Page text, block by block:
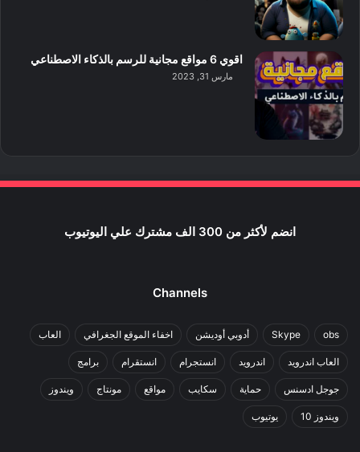
اقوي 6 مواقع مجانية للرسم بالذكاء الاصطناعي
مارس 31, 2023
انضم لأكثر من 300 الف مشترك علي اليوتيوب
Channels
obs
Skype أدوبي أوديشن اخفاء الموقع الجغرافي العاب
العاب اندرويد اندرويد انستجرام انستقرام برامج
جوجل ادسنس حماية سكايب مواقع مونتاج ويندوز
ويندوز 10 يوتيوب